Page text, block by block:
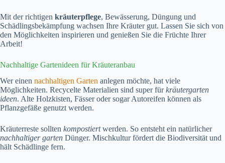
Mit der richtigen kräuterpflege, Bewässerung, Düngung und
Schädlingsbekämpfung wachsen Ihre Kräuter gut. Lassen Sie sich von
den Möglichkeiten inspirieren und genießen Sie die Früchte Ihrer
Arbeit!
Nachhaltige Gartenideen für Kräuteranbau
Wer einen nachhaltigen Garten anlegen möchte, hat viele
Möglichkeiten. Recycelte Materialien sind super fürkräutergarten
ideen. Alte Holzkisten, Fässer oder sogar Autoreifen können als
Pflanzgefäße genutzt werden.
Kräuterreste sollten kompostiertwerden. So entsteht ein natürlicher
nachhaltiger garten Dünger. Mischkultur fördert die Biodiversität und
hält Schädlinge fern.